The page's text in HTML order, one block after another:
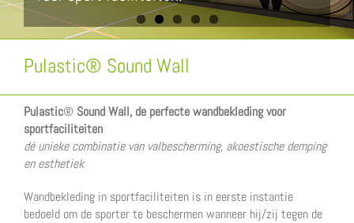
Pulastic® Sound Wall
Pulastic® Sound Wall, de perfecte wandbekleding voor
sportfaciliteiten
dé unieke combinatie van valbescherming, akoestische demping
en esthetiek
Wandbekleding in sportfaciliteiten is in eerste instantie
bedoeld om de sporter te beschermen wanneer hij/zij tegen de